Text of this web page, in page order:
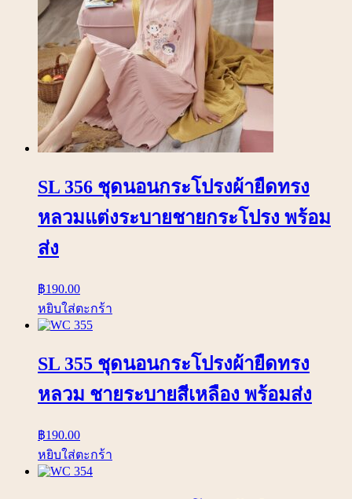
SL 356 ชุดนอนกระโปรงผ้ายืดทรง
หลวมแต่งระบายชายกระโปรง พร้อม
ส่ง
฿190.00
หยิบใส่ตะกร้า
SL 355 ชุดนอนกระโปรงผ้ายืดทรง
หลวม ชายระบายสีเหลือง พร้อมส่ง
฿190.00
หยิบใส่ตะกร้า